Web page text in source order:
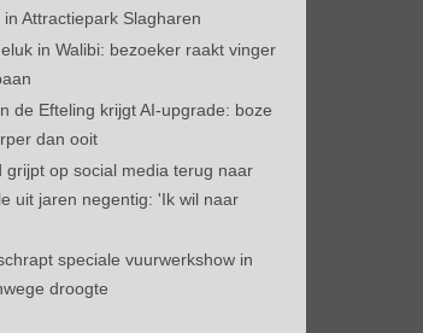
Attractiepark Slagharen
in Walibi: bezoeker raakt vinger
de Efteling krijgt AI-upgrade: boze
dan ooit
grijpt op social media terug naar
uit jaren negentig: 'Ik wil naar
speciale vuurwerkshow in
droogte